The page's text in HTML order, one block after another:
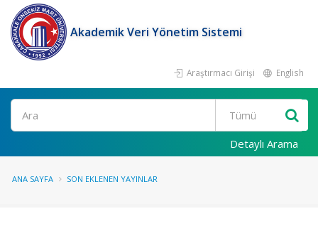
Akademik Veri Yönetim Sistemi
Araştırmacı Girişi English
Ara
Detaylı Arama
ANA SAYFA SON EKLENEN YAYINLAR